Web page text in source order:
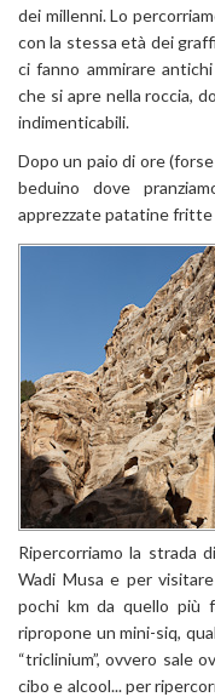
dei millenni. Lo
con la stessa età dei
ci fanno ammirare
che si apre nella roccia,
indimenticabili.
Dopo un paio di ore
beduino dove
apprezzate patatine fritte
Ripercorriamo la strada
Wadi Musa e per
pochi km da quello più
ripropone un mini-siq,
“triclinium”, ovvero sale
cibo e alcool... per